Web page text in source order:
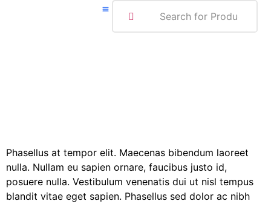
Phasellus at tempor elit. Maecenas bibendum laoreet
nulla. Nullam eu sapien ornare, faucibus justo id,
posuere nulla. Vestibulum venenatis dui ut nisl tempus
blandit vitae eget sapien. Phasellus sed dolor ac nibh